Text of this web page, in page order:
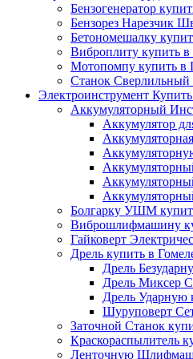
Бензогенератор
Бензорез Нарезчик
Бетономешалку
Виброплиту купить в
Мотопомпу купить в
Станок Сверлильный
Электроинструмент
Аккумуляторный
Аккумулятор
Болгарку УШМ
Виброшлифмашину
Гайковерт
Дрель купить в
Дрель
Дрель Миксер
Дрель Ударную
Шуруповерт
Заточной Станок
Краскораспылитель
Ленточную